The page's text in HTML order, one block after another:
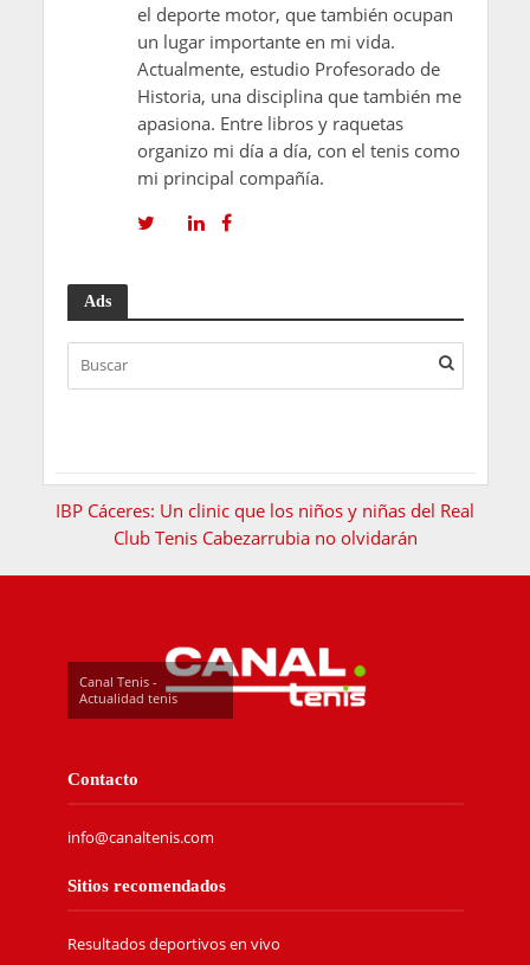
el deporte motor, que también ocupan
un lugar importante en mi vida.
Actualmente, estudio Profesorado de
Historia, una disciplina que también me
apasiona. Entre libros y raquetas
organizo mi día a día, con el tenis como
mi principal compañía.
Ads
IBP Cáceres: Un clinic que los niños y niñas del Real
Club Tenis Cabezarrubia no olvidarán
Canal Tenis -
Actualidad tenis
Contacto
info@canaltenis.com
Sitios recomendados
Resultados deportivos en vivo